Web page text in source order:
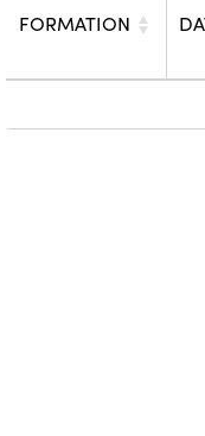
FORMATION